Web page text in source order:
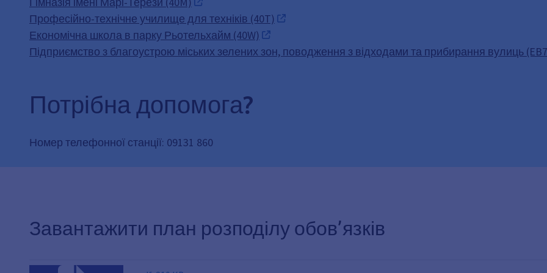
Професійно-технічне училище для техніків (40T)
Економічна школа в парку Рьотельхайм (40W)
Підприємство з благоустрою міських зелених зон, поводження з відходами та прибирання вулиць
Потрібна допомога?
Номер телефонної станції: 09131 860
Завантажити план розподілу обов’язків